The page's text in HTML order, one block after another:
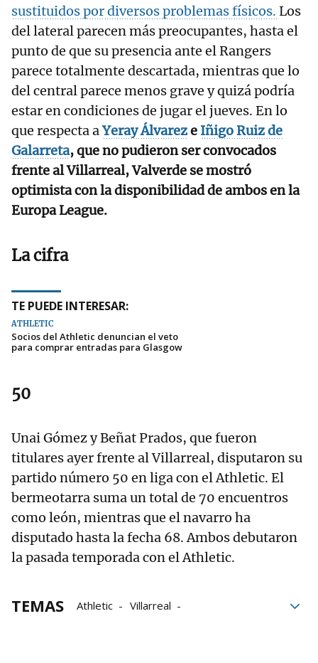
sustituidos por diversos problemas físicos. Los
del lateral parecen más preocupantes, hasta el
punto de que su presencia ante el Rangers
parece totalmente descartada, mientras que lo
del central parece menos grave y quizá podría
estar en condiciones de jugar el jueves. En lo
que respecta aYeray Álvareze Iñigo Ruiz de
Galarreta, que no pudieron ser convocados
frente al Villarreal, Valverde se mostró
optimista con la disponibilidad de ambos en la
Europa League.
La cifra
TE PUEDE INTERESAR:
ATHLETIC
Socios del Athletic denuncian el veto
para comprar entradas para Glasgow
50
Unai Gómez y Beñat Prados, que fueron
titulares ayer frente al Villarreal, disputaron su
partido número 50 en liga con el Athletic. El
bermeotarra suma un total de 70 encuentros
como león, mientras que el navarro ha
disputado hasta la fecha 68. Ambos debutaron
la pasada temporada con el Athletic.
TEMAS Athletic
Villarreal